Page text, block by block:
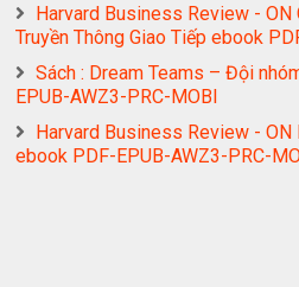
Harvard Business Review - ON
Truyền Thông Giao Tiếp ebook
Sách : Dream Teams – Đội
EPUB-AWZ3-PRC-MOBI
Harvard Business Review -
ebook PDF-EPUB-AWZ3-PRC-